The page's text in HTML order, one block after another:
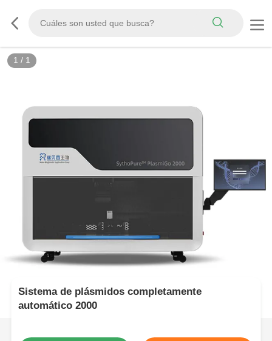
1 / 1
Sistema de plásmidos completamente
automático 2000